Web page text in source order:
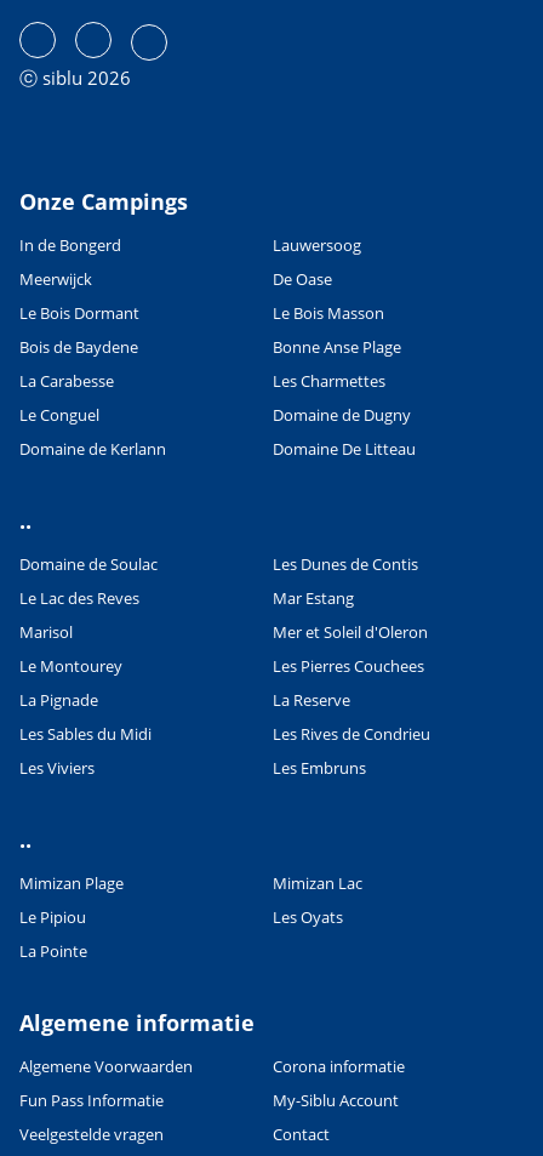
ⓒ siblu 2026
Onze Campings
In de Bongerd
Lauwersoog
Meerwijck
De Oase
Le Bois Dormant
Le Bois Masson
Bois de Baydene
Bonne Anse Plage
La Carabesse
Les Charmettes
Le Conguel
Domaine de Dugny
Domaine de Kerlann
Domaine De Litteau
..
Domaine de Soulac
Les Dunes de Contis
Le Lac des Reves
Mar Estang
Marisol
Mer et Soleil d'Oleron
Le Montourey
Les Pierres Couchees
La Pignade
La Reserve
Les Sables du Midi
Les Rives de Condrieu
Les Viviers
Les Embruns
..
Mimizan Plage
Mimizan Lac
Le Pipiou
Les Oyats
La Pointe
Algemene informatie
Algemene Voorwaarden
Corona informatie
Fun Pass Informatie
My-Siblu Account
Veelgestelde vragen
Contact